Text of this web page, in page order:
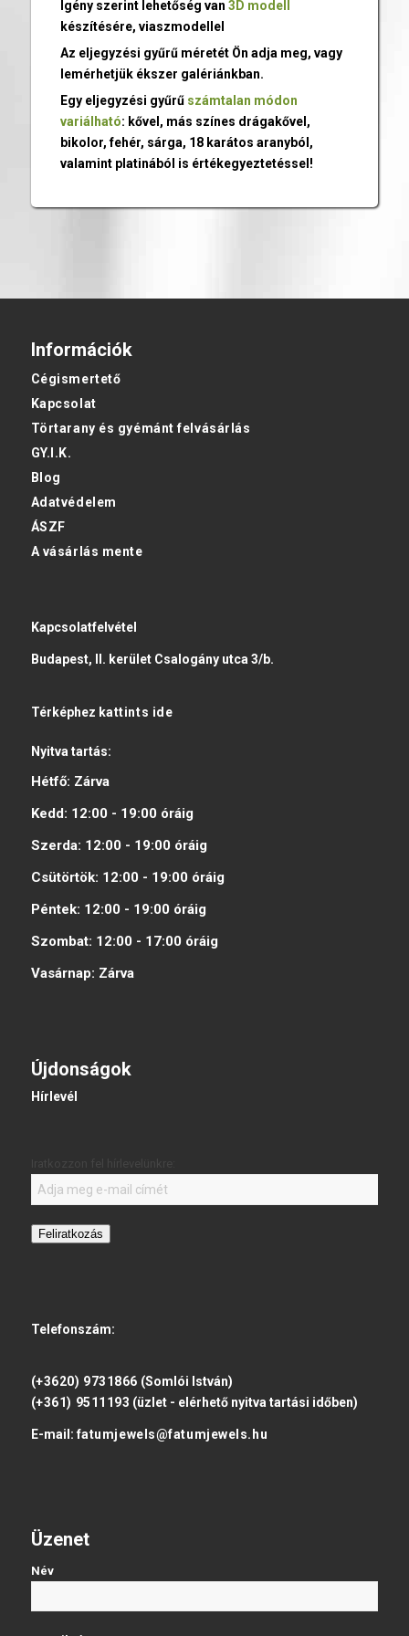
Igény szerint lehetőség van 3D modell
készítésére, viaszmodellel
Az eljegyzési gyűrű méretét Ön adja meg, vagy
lemérhetjük ékszer galériánkban.
Egy eljegyzési gyűrű számtalan módon
variálható: kővel, más színes drágakővel,
bikolor, fehér, sárga, 18 karátos aranyból,
valamint platinából is értékegyeztetéssel!
Információk
Cégismertető
Kapcsolat
Törtarany és gyémánt felvásárlás
GY.I.K.
Blog
Adatvédelem
ÁSZF
A vásárlás mente
Kapcsolatfelvétel
Budapest, II. kerület Csalogány utca 3/b.
Térképhez kattints ide
Nyitva tartás:
Hétfő: Zárva
Kedd: 12:00 - 19:00 óráig
Szerda: 12:00 - 19:00 óráig
Csütörtök: 12:00 - 19:00 óráig
Péntek: 12:00 - 19:00 óráig
Szombat: 12:00 - 17:00 óráig
Vasárnap: Zárva
Újdonságok
Hírlevél
Feliratkozás
Telefonszám:
(+3620) 9731866 (Somlói István)
(+361) 9511193 (üzlet - elérhető nyitva tartási időben)
E-mail: fatumjewels@fatumjewels.hu
Üzenet
Név